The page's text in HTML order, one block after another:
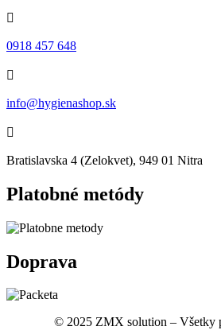

0918 457 648

info@hygienashop.sk

Bratislavska 4 (Zelokvet), 949 01 Nitra
Platobné metódy
Doprava
© 2025 ZMX solution – Všetky